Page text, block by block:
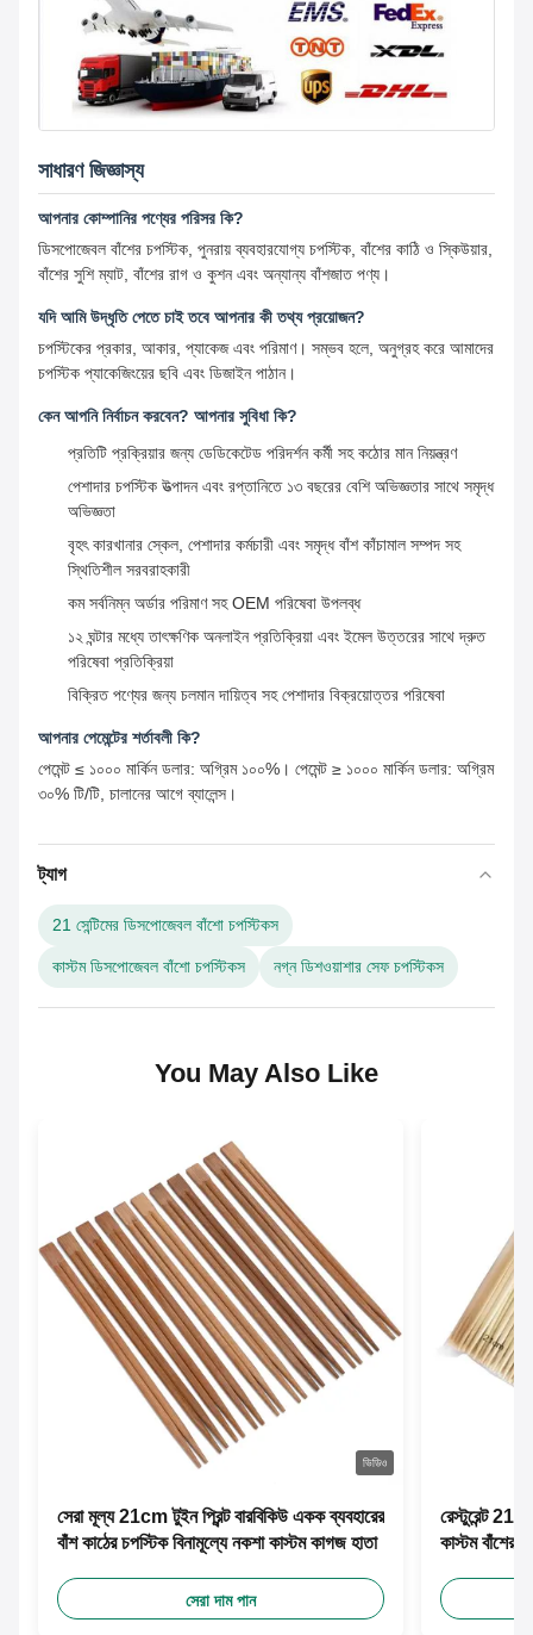
সাধারণ জিজ্ঞাস্য
আপনার কোম্পানির পণ্যের পরিসর কি?
ডিসপোজেবল বাঁশের চপস্টিক, পুনরায় ব্যবহারযোগ্য চপস্টিক, বাঁশের কাঠি ও স্কিউয়ার,
বাঁশের সুশি ম্যাট, বাঁশের রাগ ও কুশন এবং অন্যান্য বাঁশজাত পণ্য।
যদি আমি উদ্ধৃতি পেতে চাই তবে আপনার কী তথ্য প্রয়োজন?
চপস্টিকের প্রকার, আকার, প্যাকেজ এবং পরিমাণ। সম্ভব হলে, অনুগ্রহ করে আমাদের
চপস্টিক প্যাকেজিংয়ের ছবি এবং ডিজাইন পাঠান।
কেন আপনি নির্বাচন করবেন? আপনার সুবিধা কি?
প্রতিটি প্রক্রিয়ার জন্য ডেডিকেটেড পরিদর্শন কর্মী সহ কঠোর মান নিয়ন্ত্রণ
পেশাদার চপস্টিক উত্পাদন এবং রপ্তানিতে ১৩ বছরের বেশি অভিজ্ঞতার সাথে সমৃদ্ধ
অভিজ্ঞতা
বৃহৎ কারখানার স্কেল, পেশাদার কর্মচারী এবং সমৃদ্ধ বাঁশ কাঁচামাল সম্পদ সহ
স্থিতিশীল সরবরাহকারী
কম সর্বনিম্ন অর্ডার পরিমাণ সহ OEM পরিষেবা উপলব্ধ
১২ ঘন্টার মধ্যে তাৎক্ষণিক অনলাইন প্রতিক্রিয়া এবং ইমেল উত্তরের সাথে দ্রুত
পরিষেবা প্রতিক্রিয়া
বিক্রিত পণ্যের জন্য চলমান দায়িত্ব সহ পেশাদার বিক্রয়োত্তর পরিষেবা
আপনার পেমেন্টের শর্তাবলী কি?
পেমেন্ট ≤ ১০০০ মার্কিন ডলার: অগ্রিম ১০০%। পেমেন্ট ≥ ১০০০ মার্কিন ডলার: অগ্রিম
৩০% টি/টি, চালানের আগে ব্যালেন্স।
ট্যাগ
21 সেন্টিমের ডিসপোজেবল বাঁশো চপস্টিকস
কাস্টম ডিসপোজেবল বাঁশো চপস্টিকস নগ্ন ডিশওয়াশার সেফ চপস্টিকস
You May Also Like
ভিডিও
সেরা মূল্য 21cm টুইন প্রিন্ট বারবিকিউ একক ব্যবহারের
বাঁশ কাঠের চপস্টিক বিনামূল্যে নকশা কাস্টম কাগজ হাতা
সেরা দাম পান
রেস্টুরেন্ট
কাস্টম বাঁশের